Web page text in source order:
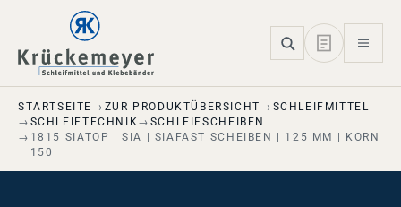
Skip to main navigation
Skip to main content
Skip to page footer
STARTSEITE ZUR PRODUKTÜBERSICHT
SCHLEIFMITTEL
SCHLEIFTECHNIK
SCHLEIFSCHEIBEN
1815 SIATOP | SIA | SIAFAST SCHEIBEN | 125 MM | KORN
150